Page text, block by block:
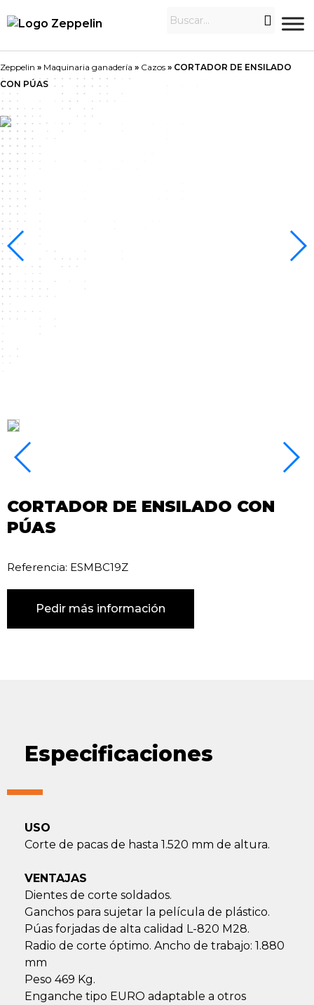
Zeppelin » Maquinaria ganadería » Cazos » CORTADOR DE ENSILADO
CON PÚAS
CORTADOR DE ENSILADO CON
PÚAS
Referencia: ESMBC19Z
Pedir más información
Especificaciones
USO
Corte de pacas de hasta 1.520 mm de altura.
VENTAJAS
Dientes de corte soldados.
Ganchos para sujetar la película de plástico.
Púas forjadas de alta calidad L-820 M28.
Radio de corte óptimo. Ancho de trabajo: 1.880
mm
Peso 469 Kg.
Enganche tipo EURO adaptable a otros